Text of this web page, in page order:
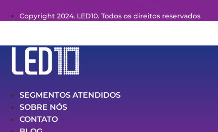
Copyright 2024. LED10. Todos os direitos reservados
SEGMENTOS ATENDIDOS
SOBRE NÓS
CONTATO